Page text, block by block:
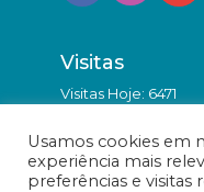
Visitas
Visitas Hoje: 6471
Usamos cookies em
experiência mais
preferências e visitas